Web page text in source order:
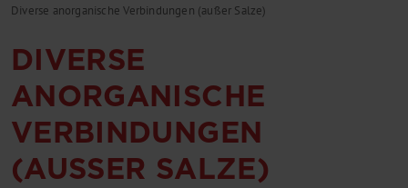
Diverse anorganische Verbindungen (außer Salze)
DIVERSE
ANORGANISCHE
VERBINDUNGEN
(AUSSER SALZE)